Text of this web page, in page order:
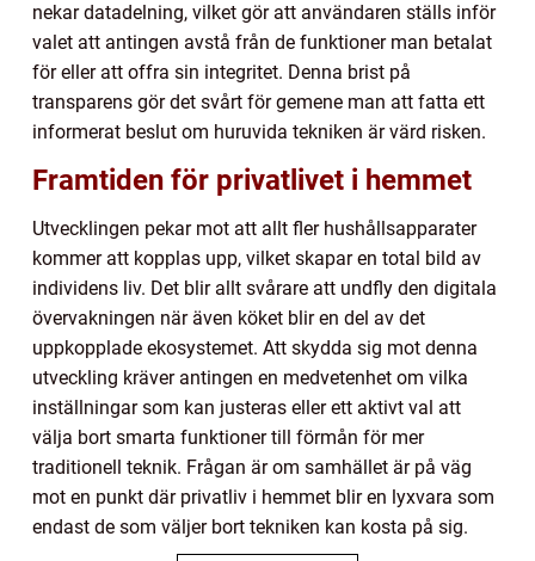
nekar datadelning, vilket gör att användaren ställs inför
valet att antingen avstå från de funktioner man betalat
för eller att offra sin integritet. Denna brist på
transparens gör det svårt för gemene man att fatta ett
informerat beslut om huruvida tekniken är värd risken.
Framtiden för privatlivet i hemmet
Utvecklingen pekar mot att allt fler hushållsapparater
kommer att kopplas upp, vilket skapar en total bild av
individens liv. Det blir allt svårare att undfly den digitala
övervakningen när även köket blir en del av det
uppkopplade ekosystemet. Att skydda sig mot denna
utveckling kräver antingen en medvetenhet om vilka
inställningar som kan justeras eller ett aktivt val att
välja bort smarta funktioner till förmån för mer
traditionell teknik. Frågan är om samhället är på väg
mot en punkt där privatliv i hemmet blir en lyxvara som
endast de som väljer bort tekniken kan kosta på sig.